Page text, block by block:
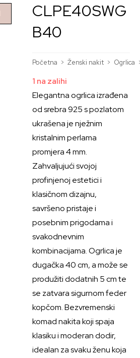
CLPE40SWG
B40
Početna > Ženski nakit > Ogrlica
1 na zalihi
Elegantna ogrlica izrađena
od srebra 925 s pozlatom
ukrašena je nježnim
kristalnim perlama
promjera 4 mm.
Zahvaljujući svojoj
profinjenoj estetici i
klasičnom dizajnu,
savršeno pristaje i
posebnim prigodama i
svakodnevnim
kombinacijama. Ogrlica je
dugačka 40 cm, a može se
produžiti dodatnih 5 cm te
se zatvara sigurnom feder
kopčom. Bezvremenski
komad nakita koji spaja
klasiku i moderan dodir,
idealan za svaku ženu koja